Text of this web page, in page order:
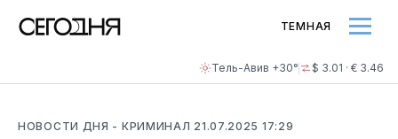
Тель-Авив +30° $ 3.01 · € 3.46
ТЕМНАЯ
НОВОСТИ ДНЯ - КРИМИНАЛ 21.07.2025 17:29